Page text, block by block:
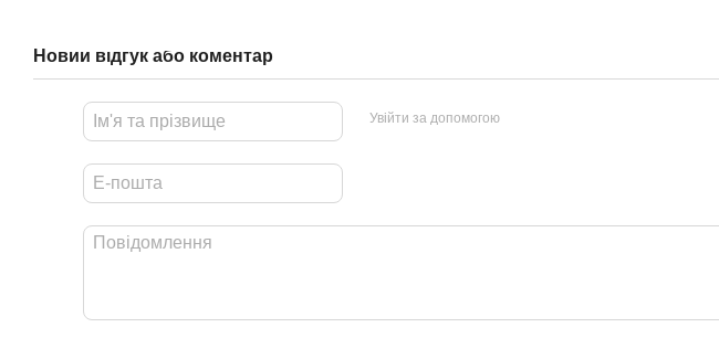
Новий відгук або коментар
Увійти за допомогою